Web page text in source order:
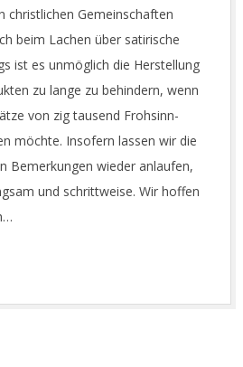
christlichen Gemeinschaften
beim Lachen über satirische
ist es unmöglich die Herstellung
zu lange zu behindern, wenn
von zig tausend Frohsinn-
möchte. Insofern lassen wir die
Bemerkungen wieder anlaufen,
und schrittweise. Wir hoffen